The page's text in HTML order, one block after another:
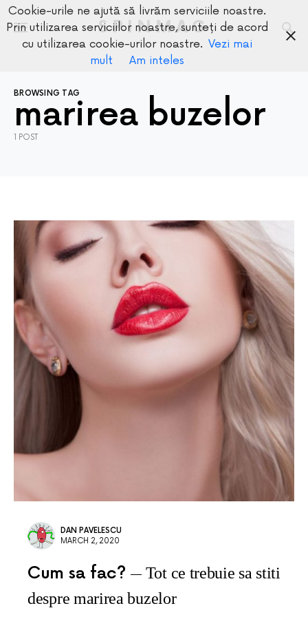
SPINMAG
BROWSING TAG
marirea buzelor
1 POST
DAN PAVELESCU
MARCH 2, 2020
Cum sa fac?
Tot ce trebuie sa stiti
despre marirea buzelor
Cookie-urile ne ajută să livrăm serviciile noastre.
Prin utilizarea serviciilor noastre, sunteți de acord
cu utilizarea cookie-urilor noastre. Vezi mai
mult
Am inteles